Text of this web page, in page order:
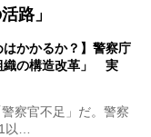
路」
はかかるか？】警察庁
織の構造改革」 実
察官不足」だ。警察
以…